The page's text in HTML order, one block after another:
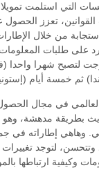
التي استلمت تمويلا
تعزز
من خلال
على طلبات
لتصبح شهرا واحدا
ثم خمسة أيام
العالمي في مجال
بطريقة مدهشة،
وهاهي إطاراته في
وتتحسن، لتوجد
وكيفية ارتباطها